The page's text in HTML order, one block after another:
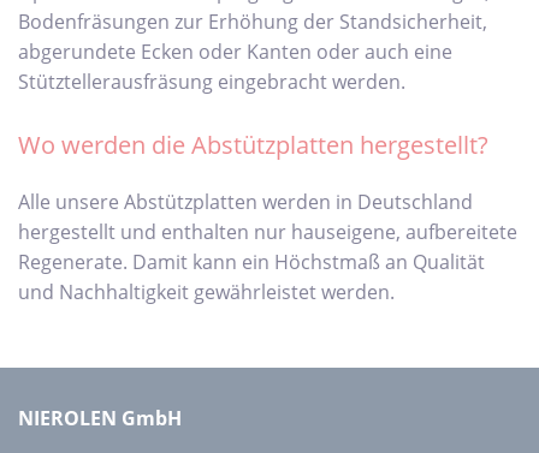
Bodenfräsungen zur Erhöhung der Standsicherheit,
abgerundete Ecken oder Kanten oder auch eine
Stütztellerausfräsung eingebracht werden.
Wo werden die Abstützplatten hergestellt?
Alle unsere Abstützplatten werden in Deutschland
hergestellt und enthalten nur hauseigene, aufbereitete
Regenerate. Damit kann ein Höchstmaß an Qualität
und Nachhaltigkeit gewährleistet werden.
NIEROLEN GmbH